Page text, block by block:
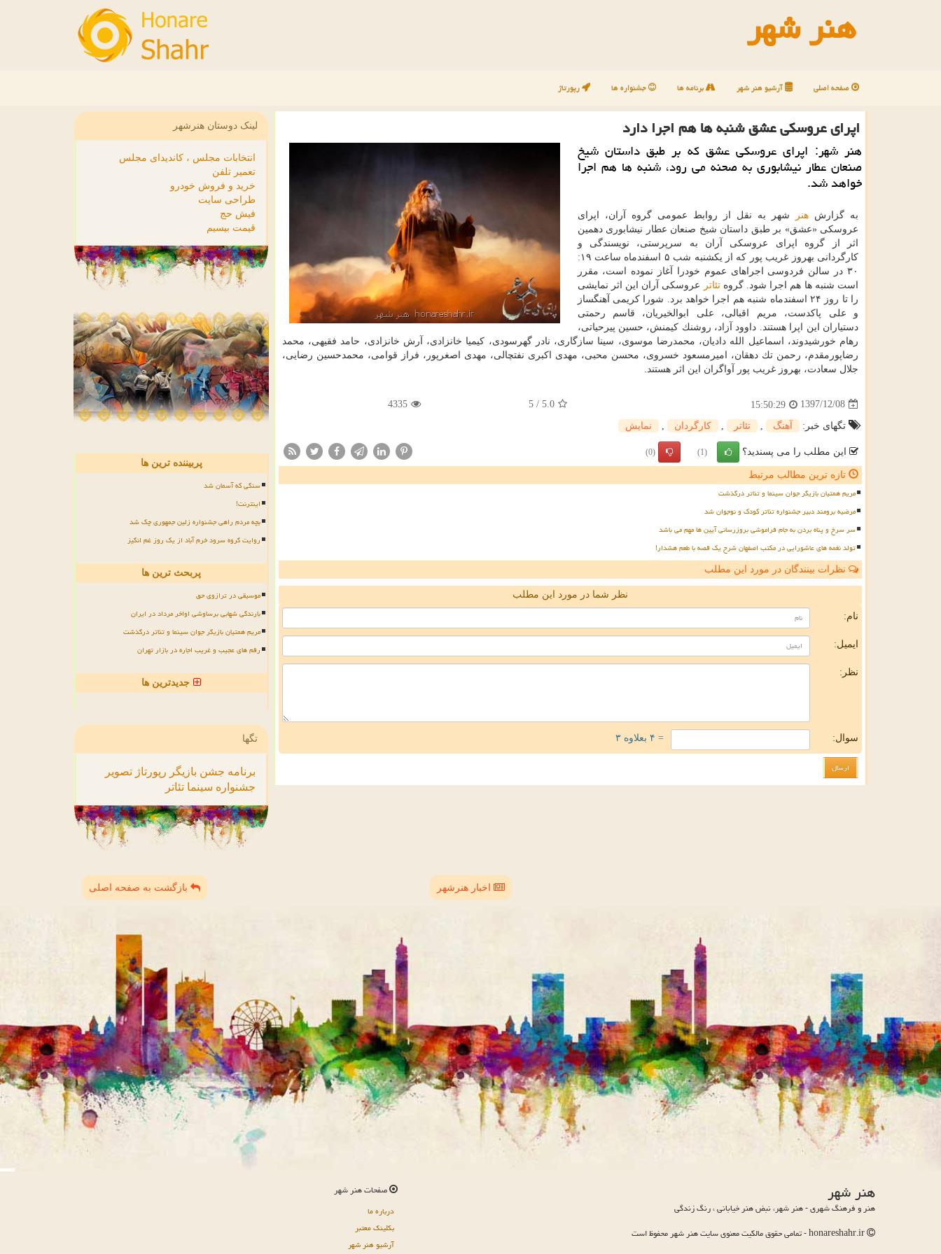
هنر شهر
صفحه اصلی آرشیو هنر شهر برنامه ها جشنواره ها رپورتاژ
اپرای عروسكی عشق شنبه ها هم اجرا دارد
هنر شهر: اپرای عروسكی عشق كه بر طبق داستان شیخ
صنعان عطار نیشابوری به صحنه می رود، شنبه ها هم اجرا
خواهد شد.
به گزارشهنر
شهر به نقل از روابط عمومی گروه آران، اپرای
عروسكی «عشق» بر طبق داستان شیخ صنعان عطار نیشابوری دهمین
اثر از گروه اپرای عروسكی آران به سرپرستی، نویسندگی و
كارگردانی بهروز غریب پور كه از یكشنبه شب ۵ اسفندماه ساعت ۱۹:
۳۰ در سالن فردوسی اجراهای عموم خودرا آغاز نموده است، مقرر
است شنبه ها هم اجرا شود. گروهتئاتر
عروسكی آران این اثر نمایشی
را تا روز ۲۴ اسفندماه شنبه هم اجرا خواهد برد. شورا كریمی آهنگساز
و علی پاكدست، مریم اقبالی، علی ابوالخیریان، قاسم رحمتی
دستیاران این اپرا هستند. داوود آزاد، روشنك كیمنش، حسین پیرحیاتی،
رهام خورشیدوند، اسماعیل الله دادیان، محمدرضا موسوی، سینا سازگاری، نادر گهرسودی، كیمیا خانزادی، آرش خانزادی، حامد فقیهی، محمد
رضاپورمقدم، رحمن تك دهقان، امیرمسعود خسروی، محسن محبی، مهدی اكبری نفتچالی، مهدی اصغرپور، فراز قوامی، محمدحسین رضایی،
جلال سعادت، بهروز غریب پور آواگران این اثر هستند.
1397/12/08
15:50:29
5.0
/
5
4335
تگهای خبر: آهنگ تئاتر كارگردان نمایش
این مطلب را می پسندید؟ (1)
(0)
تازه ترین مطالب مرتبط
مریم همتیان بازیگر جوان سینما و تئاتر درگذشت
مرضیه برومند دبیر جشنواره تئاتر کودک و نوجوان شد
سر سرخ و پناه بردن به جام فراموشی بروزرسانی آیین ها مهم می باشد
تولد نغمه های عاشورایی در مکتب اصفهان شرح یک قصه با طعم هشدار!
نظرات بینندگان در مورد این مطلب
نظر شما در مورد این مطلب
نام:
ایمیل:
نظر:
سوال: = ۴ بعلاوه ۳
لینک دوستان هنرشهر
انتخابات مجلس ، کاندیدای مجلس
تعمیر تلفن
خرید و فروش خودرو
طراحی سایت
فیش حج
قیمت بیسیم
پربیننده ترین ها
سنگی که آسمان شد
اینترنت!
بچه مردم راهی جشنواره زلین جمهوری چک شد
روایت گروه سرود خرم آباد از یک روز غم انگیز
پربحث ترین ها
موسیقی در ترازوی حق
بارندگی شهابی برساوشی اواخر مرداد در ایران
مریم همتیان بازیگر جوان سینما و تئاتر درگذشت
رقم های عجیب و غریب اجاره در بازار تهران
جدیدترین ها
تگها
برنامه جشن بازیگر رپورتاژ تصویر
جشنواره سینما تئاتر
اخبار هنرشهر بازگشت به صفحه اصلی
هنر شهر
هنر و فرهنگ شهری - هنر شهر، نبض هنر خیابانی ، رنگ زندگی
صفحات هنر شهر
درباره ما
بکلینک معتبر
آرشیو هنر شهر